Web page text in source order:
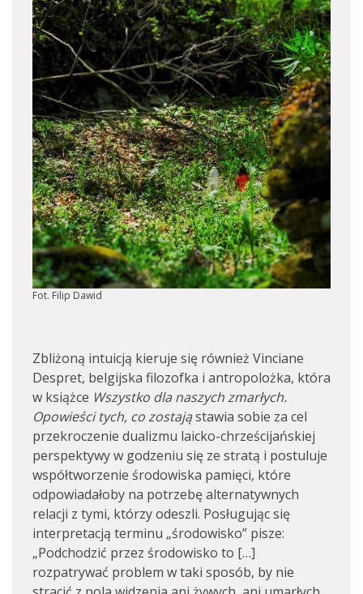
Fot. Filip Dawid
Zbliżoną intuicją kieruje się również Vinciane
Despret, belgijska filozofka i antropolożka, która
w książce Wszystko dla naszych zmarłych.
Opowieści tych, co zostająstawia sobie za cel
przekroczenie dualizmu laicko-chrześcijańskiej
perspektywy w godzeniu się ze stratą i postuluje
współtworzenie środowiska pamięci, które
odpowiadałoby na potrzebę alternatywnych
relacji z tymi, którzy odeszli. Posługując się
interpretacją terminu „środowisko” pisze:
„Podchodzić przez środowisko to […]
rozpatrywać problem w taki sposób, by nie